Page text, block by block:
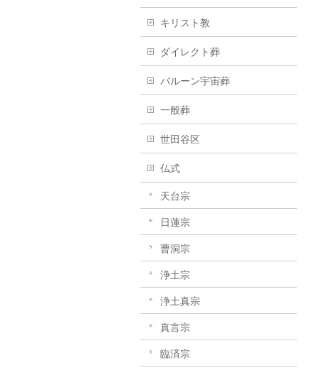
キリスト教
ダイレクト葬
バルーン宇宙葬
一般葬
世田谷区
仏式
天台宗
日蓮宗
曹洞宗
浄土宗
浄土真宗
真言宗
臨済宗